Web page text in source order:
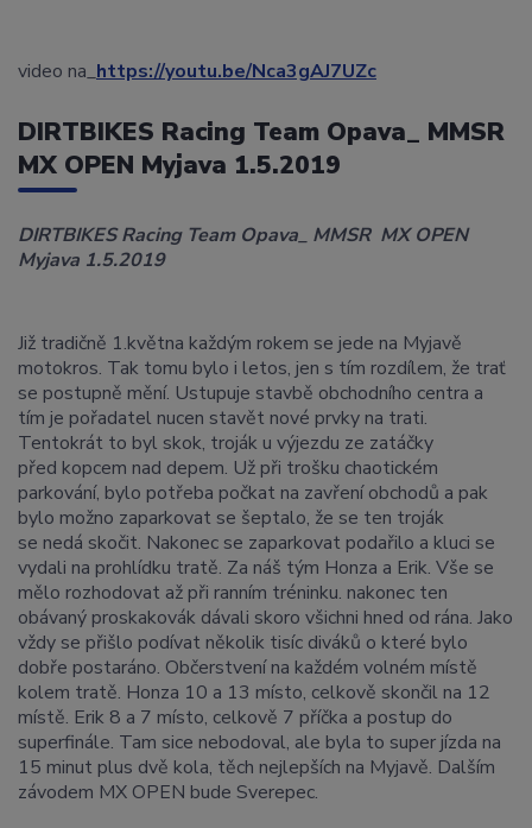
video na_https://youtu.be/Nca3gAJ7UZc
DIRTBIKES Racing Team Opava_ MMSR
MX OPEN Myjava 1.5.2019
DIRTBIKESRacing Team Opava_ MMSR MX OPEN
Myjava 1.5.2019
Již tradičně 1.května každým rokem se jede na Myjavě
motokros. Tak tomu bylo i letos, jen s tím rozdílem, že trať
se postupně mění. Ustupuje stavbě obchodního centra a
tím je pořadatel nucen stavět nové prvky na trati.
Tentokrát to byl skok, troják u výjezdu ze zatáčky
před kopcem nad depem. Už při trošku chaotickém
parkování, bylo potřeba počkat na zavření obchodů a pak
bylo možno zaparkovat se šeptalo, že se ten troják
se nedá skočit. Nakonec se zaparkovat podařilo a kluci se
vydali na prohlídku tratě. Za náš tým Honza a Erik. Vše se
mělo rozhodovat až při ranním tréninku. nakonec ten
obávaný proskakovák dávali skoro všichni hned od rána. Jako
vždy se přišlo podívat několik tisíc diváků o které bylo
dobře postaráno. Občerstvení na každém volném místě
kolem tratě. Honza 10 a 13 místo, celkově skončil na 12
místě. Erik 8 a 7 místo, celkově 7 příčka a postup do
superfinále. Tam sice nebodoval, ale byla to super jízda na
15 minut plus dvě kola, těch nejlepších na Myjavě. Dalším
závodem MX OPEN bude Sverepec.